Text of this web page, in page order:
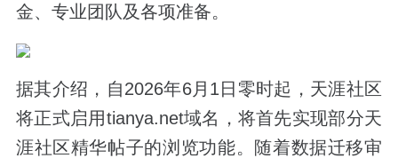
金、专业团队及各项准备。
据其介绍，自2026年6月1日零时起，天涯社区
将正式启用tianya.net域名，将首先实现部分天
涯社区精华帖子的浏览功能。随着数据迁移审